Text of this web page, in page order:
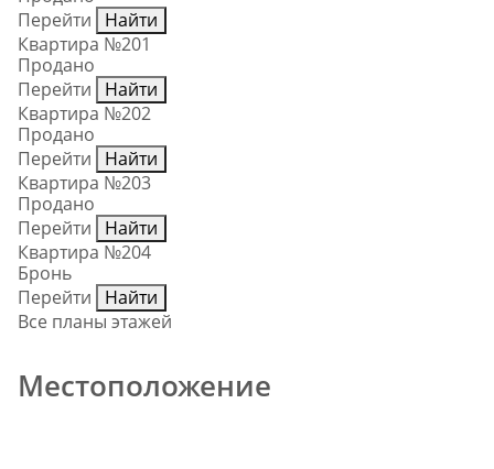
Перейти
Найти
Квартира №201
Продано
Перейти
Найти
Квартира №202
Продано
Перейти
Найти
Квартира №203
Продано
Перейти
Найти
Квартира №204
Бронь
Перейти
Найти
Все планы этажей
Местоположение